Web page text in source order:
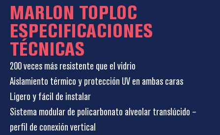
MARLON TOPLOC
ESPECIFICACIONES
TÉCNICAS
200 veces más resistente que el vidrio
Aislamiento térmico y protección UV en ambas caras
Ligero y fácil de instalar
Sistema modular de policarbonato alveolar translúcido –
perfil de conexión vertical